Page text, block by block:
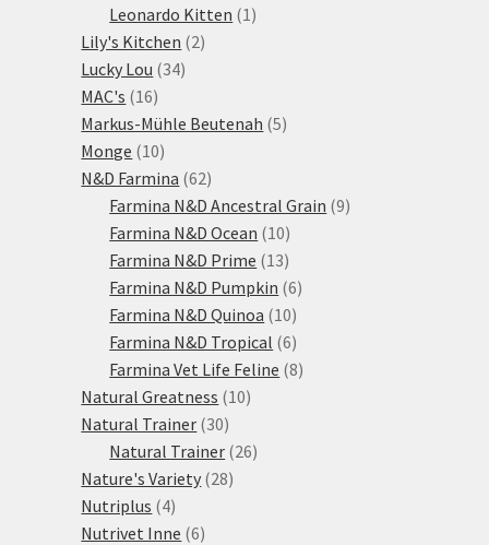
Leonardo Kitten 1 1
Lily's Kitchen 22
Lucky Lou 3434
MAC's 1616
produktů
Markus-Mühle Beutenah 55
Monge 1010
produktů
N&D Farmina 6262
produktů
Farmina N&D Ancestral Grain 99
Farmina N&D Ocean 1010
produktů
Farmina N&D Prime 1313
produktů
Farmina N&D Pumpkin 66
Farmina N&D Quinoa 1010
produktů
Farmina N&D Tropical 66
produktů
Farmina Vet Life Feline 88
Natural Greatness 1010
Natural Trainer 3030
produktů
Natural Trainer 2626
Nature's Variety 2828
Nutriplus 44
produkty
Nutrivet Inne 66